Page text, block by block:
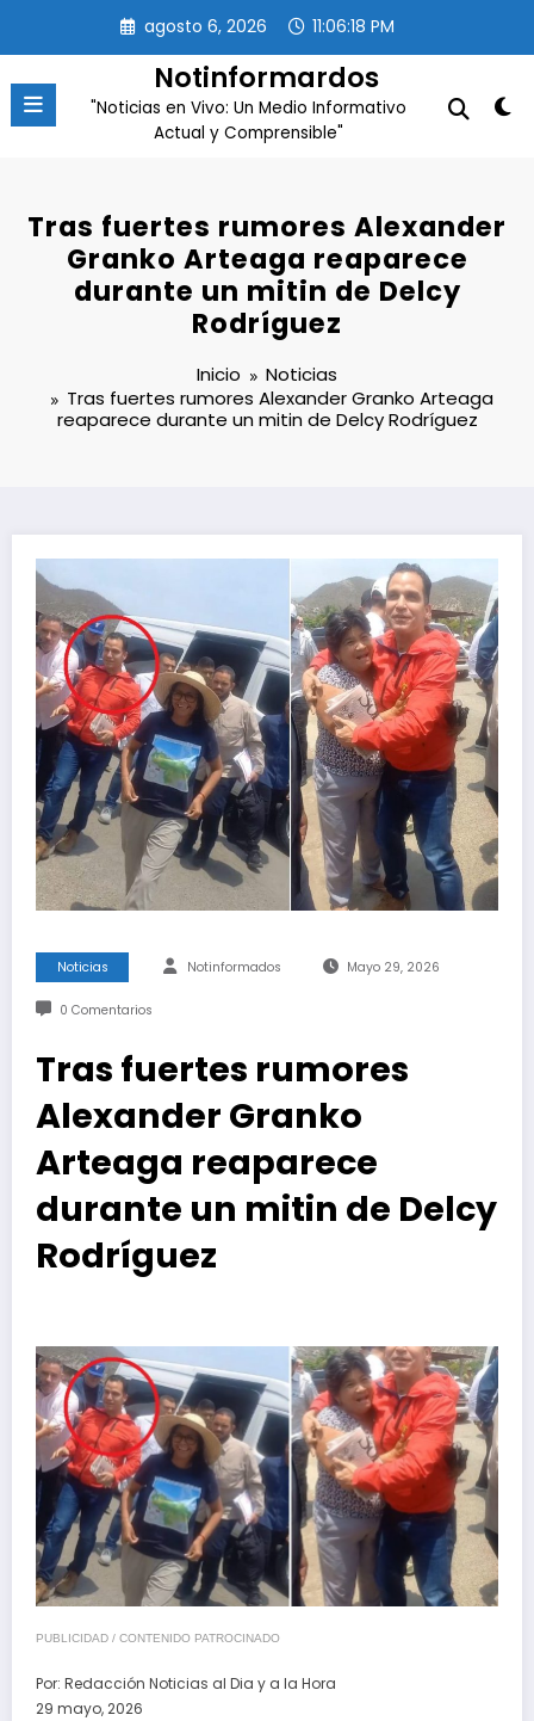
contenido
agosto 6, 2026 11:06:18 PM
Notinformardos
"Noticias en Vivo: Un Medio Informativo
Actual y Comprensible"
Tras fuertes rumores Alexander
Granko Arteaga reaparece
durante un mitin de Delcy
Rodríguez
Inicio
Noticias
Tras fuertes rumores Alexander Granko Arteaga
reaparece durante un mitin de Delcy Rodríguez
Noticias Notinformados Mayo 29, 2026
0 Comentarios
Tras fuertes rumores
Alexander Granko
Arteaga reaparece
durante un mitin de Delcy
Rodríguez
PUBLICIDAD / CONTENIDO PATROCINADO
Por: Redacción Noticias al Dia y a la Hora
29 mayo, 2026